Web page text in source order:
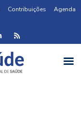
Contribuições
Agenda